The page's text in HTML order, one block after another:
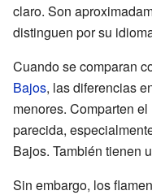
claro. Son
distinguen por su
Cuando se comparan
Bajos, las diferencias
menores. Comparten
parecida,
Bajos. También tienen
Sin embargo, los